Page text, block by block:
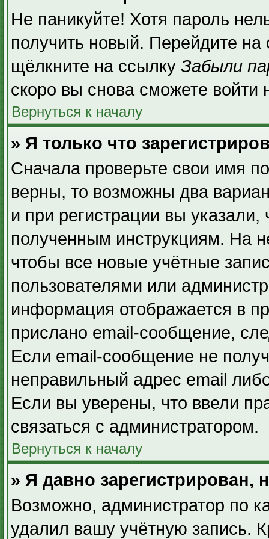
Не паникуйте! Хотя пароль
получить новый. Перейдите
щёлкните на ссылку Забыли
скоро вы снова сможете
Вернуться к началу
» Я только что
Сначала проверьте свои имя
верны, то возможны два
и при регистрации вы
полученным инструкциям. На
чтобы все новые учётные
пользователями или
информация отображается в
прислано email-сообщение,
Если email-сообщение не
неправильный адрес email
Если вы уверены, что ввели
связаться с администратором.
Вернуться к началу
» Я давно зарегистрирован,
Возможно, администратор по
удалил вашу учётную запись.